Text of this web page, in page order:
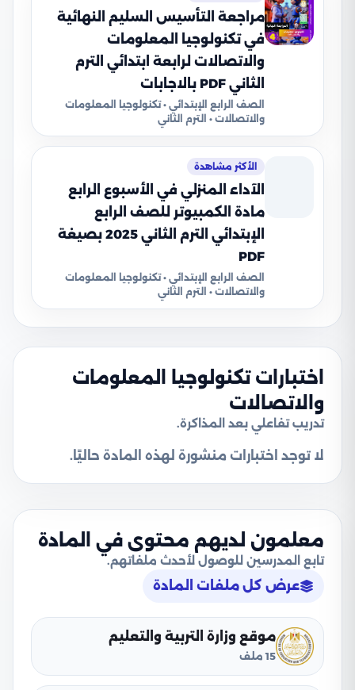
مراجعة التأسيس السليم النهائية
في تكنولوجيا المعلومات
والاتصالات لرابعة ابتدائي الترم
الثاني PDF بالاجابات
الصف الرابع الإبتدائي • تكنولوجيا المعلومات
والاتصالات • الترم الثاني
الأكثر مشاهدة
الآداء المنزلي في الأسبوع الرابع
مادة الكمبيوتر للصف الرابع
الإبتدائي الترم الثاني 2025 بصيغة
PDF
الصف الرابع الإبتدائي • تكنولوجيا المعلومات
والاتصالات • الترم الثاني
اختبارات تكنولوجيا المعلومات
والاتصالات
تدريب تفاعلي بعد المذاكرة.
لا توجد اختبارات منشورة لهذه المادة حاليًا.
معلمون لديهم محتوى في المادة
تابع المدرسين للوصول لأحدث ملفاتهم.
عرض كل ملفات المادة
موقع وزارة التربية والتعليم
15 ملف